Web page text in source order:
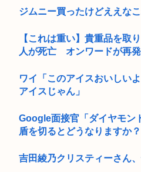
ジムニー買ったけどええな
【これは重い】貴重品を取
人が死亡 オンワードが再
ワイ「このアイスおいしい
アイスじゃん」
Google面接官「ダイヤモン
盾を切るとどうなりますか？
吉田綾乃クリスティーさん